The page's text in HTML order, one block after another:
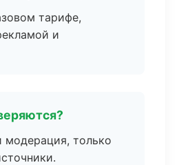
тарифе,
и
модерация, только